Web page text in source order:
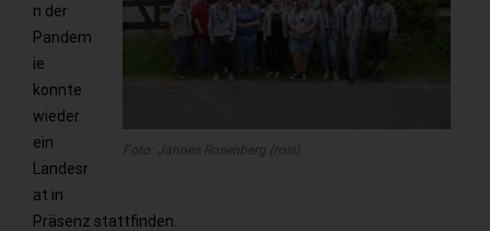
Foto: Jannes Rosenberg (rosi)
n der
Pandem
ie
konnte
wieder
ein
Landesr
at in
Präsenz stattfinden.